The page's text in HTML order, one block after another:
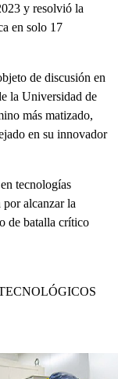
y resolvió la
en solo 17
de discusión en
la Universidad de
más matizado,
en su innovador
tecnologías
por alcanzar la
de batalla crítico